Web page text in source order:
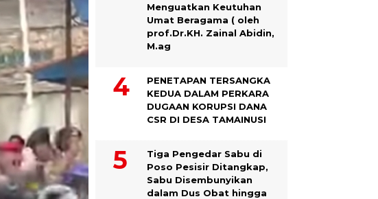
Menguatkan Keutuhan
Umat Beragama ( oleh
prof.Dr.KH. Zainal Abidin,
M.ag
PENETAPAN TERSANGKA
KEDUA DALAM PERKARA
DUGAAN KORUPSI DANA
CSR DI DESA TAMAINUSI
Tiga Pengedar Sabu di
Poso Pesisir Ditangkap,
Sabu Disembunyikan
dalam Dus Obat hingga